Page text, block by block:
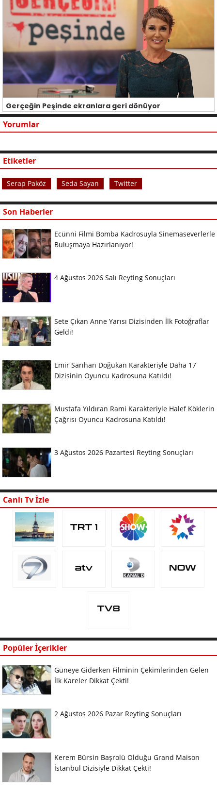
Gerçeğin Peşinde ekranlara geri dönüyor
Yorumlar
Etiketler
Serap Paköz Seda Sayan Twitter
Son Haberler
Ecünni Filmi Bomba Kadrosuyla Sinemaseverlerle
Buluşmaya Hazırlanıyor!
4 Ağustos 2026 Salı Reyting Sonuçları
Sete Çıkan Anne Yarısı Dizisinden İlk Fotoğraflar
Geldi!
Emir Sarıhan Doğukan Karakteriyle Daha 17
Dizisinin Oyuncu Kadrosuna Katıldı!
Mustafa Yıldıran Rami Karakteriyle Halef Köklerin
Çağrısı Oyuncu Kadrosuna Katıldı!
3 Ağustos 2026 Pazartesi Reyting Sonuçları
Canlı Tv İzle
Popüler İçerikler
Güneye Giderken Filminin Çekimlerinden Gelen
İlk Kareler Dikkat Çekti!
2 Ağustos 2026 Pazar Reyting Sonuçları
Kerem Bürsin Başrolü Olduğu Grand Maison
İstanbul Dizisiyle Dikkat Çekti!